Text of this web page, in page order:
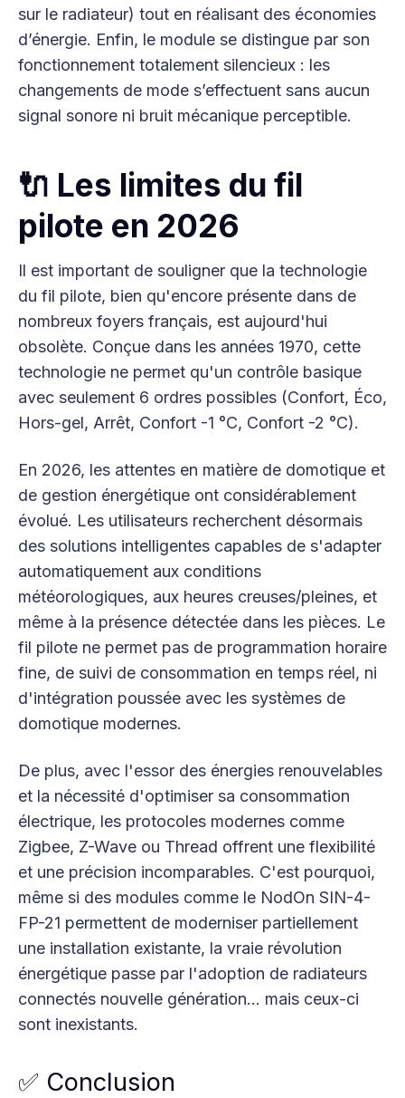
sur le radiateur) tout en réalisant des économies
d’énergie. Enfin, le module se distingue par son
fonctionnement totalement silencieux : les
changements de mode s’effectuent sans aucun
signal sonore ni bruit mécanique perceptible.
🔌 Les limites du fil
pilote en 2026
Il est important de souligner que la technologie
du fil pilote, bien qu'encore présente dans de
nombreux foyers français, est aujourd'hui
obsolète. Conçue dans les années 1970, cette
technologie ne permet qu'un contrôle basique
avec seulement 6 ordres possibles (Confort, Éco,
Hors-gel, Arrêt, Confort -1 °C, Confort -2 °C).
En 2026, les attentes en matière de domotique et
de gestion énergétique ont considérablement
évolué. Les utilisateurs recherchent désormais
des solutions intelligentes capables de s'adapter
automatiquement aux conditions
météorologiques, aux heures creuses/pleines, et
même à la présence détectée dans les pièces. Le
fil pilote ne permet pas de programmation horaire
fine, de suivi de consommation en temps réel, ni
d'intégration poussée avec les systèmes de
domotique modernes.
De plus, avec l'essor des énergies renouvelables
et la nécessité d'optimiser sa consommation
électrique, les protocoles modernes comme
Zigbee, Z-Wave ou Thread offrent une flexibilité
et une précision incomparables. C'est pourquoi,
même si des modules comme le NodOn SIN-4-
FP-21 permettent de moderniser partiellement
une installation existante, la vraie révolution
énergétique passe par l'adoption de radiateurs
connectés nouvelle génération… mais ceux-ci
sont inexistants.
✅ Conclusion